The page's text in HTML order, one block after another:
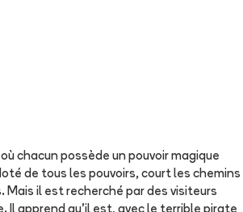
chacun possède un pouvoir magique
de tous les pouvoirs, court les chemins
Mais il est recherché par des visiteurs